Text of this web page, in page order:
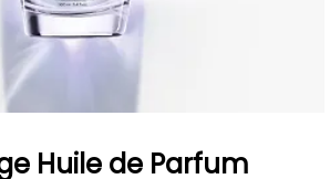
Huile de Parfum